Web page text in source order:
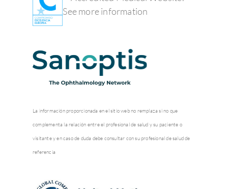
La información proporcionada en el sitio web no remplaza si no que
complementa la relación entre el profesional de salud y su paciente o
visitante y en caso de duda debe consultar con su profesional de salud de
referencia